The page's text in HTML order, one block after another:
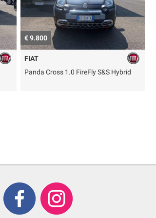
n.d.
CITROEN
C3 PureTech 100 Max